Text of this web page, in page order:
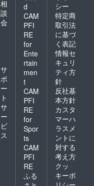
相
談
会
サ
ポ
ー
ト
サ
ー
ビ
ス
d
CAM
PFI
RE
for
Ente
rtain
men
t
CAM
PFI
RE
for
Spor
ts
CAM
PFI
RE
ふる
シー
特定商
取引法
に基づ
く表記
情報セ
キュリ
ティ方
針
反社基
本方針
カスタ
マーハ
ラスメ
ントに
対する
考え方
クッ
キーポ